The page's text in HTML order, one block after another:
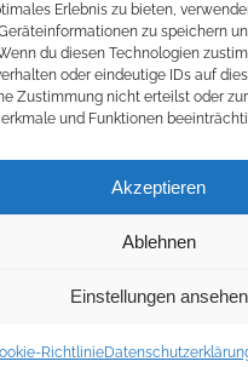
Erlebnis zu bieten,
zu speichern
du diesen Technologien
oder eindeutige IDs auf
Zustimmung nicht erteilst oder
und Funktionen
Akzeptieren
Ablehnen
Einstellungen ansehen
Richtlinie
2026 | Radar Five